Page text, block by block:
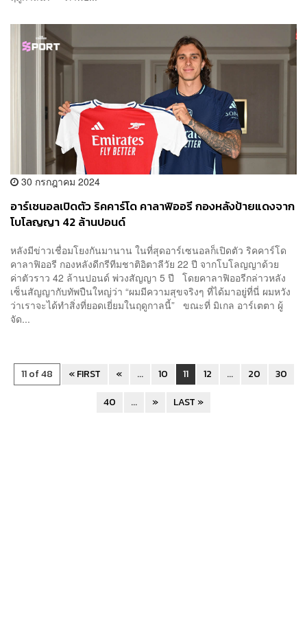
30 กรกฎาคม 2024
อาร์เซนอลเปิดตัว ริคคาร์โด คาลาฟิออรี กองหลังป้ายแดงจาก
โบโลญญา 42 ล้านปอนด์
หลังมีข่าวเชื่อมโยงกันมานาน ในที่สุดอาร์เซนอลก็เปิดตัว ริคคาร์โด
คาลาฟิออรี กองหลังดีกรีทีมชาติอิตาลีวัย 22 ปี จากโบโลญญาด้วย
ค่าตัวราว 42 ล้านปอนด์ พ่วงสัญญา 5 ปี โดยคาลาฟิออรีกล่าวหลัง
เซ็นสัญญากับทัพปืนใหญ่ว่า “ผมมีความสุขจริงๆ ที่ได้มาอยู่ที่นี่ ผมหวัง
ว่าเราจะได้ทำสิ่งที่ยอดเยี่ยมในฤดูกาลนี้” ขณะที่ มิเกล อาร์เตตา ผู้
จัด...
11 of 48 « FIRST « ... 10 11 12 ... 20
30
40
... » LAST »